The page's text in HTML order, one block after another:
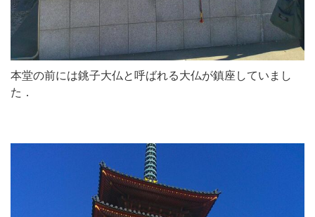
本堂の前には銚子大仏と呼ばれる大仏が鎮座していまし
た．